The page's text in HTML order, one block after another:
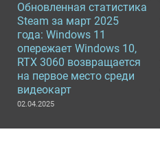
Обновленная статистика
Steam за март 2025
года: Windows 11
опережает Windows 10,
RTX 3060 возвращается
на первое место среди
видеокарт
02.04.2025